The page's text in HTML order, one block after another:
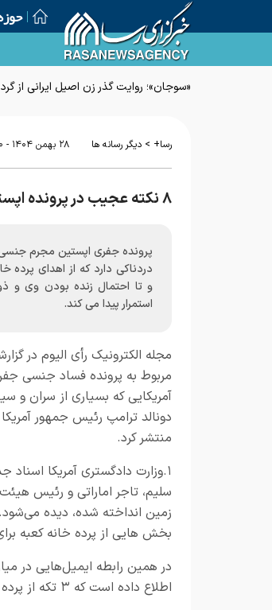
«سوجان»؛ روایت گذر زن اصیل ایرانی از
رسا+ > دیگر رسانه ها ۲۸ بهمن ۱۴۰۴ - ۱۹:۳۰
۸ نکته عجیب در پرونده اپستین؛ از احتمال زنده بودن تا ذوب پیکر قربانیان
پرونده جفری اپستین مجرم
دردناکی دارد که از اهدای پرده
و تا احتمال زنده بودن وی و
استمرار پیدا می کند.
مجله الکترونیک رأی الیوم در
مربوط به پرونده فساد جنسی
آمریکایی که بسیاری از سران و
دونالد ترامپ رئیس جمهور
منتشر کرد.
۱.وزارت دادگستری آمریکا
سلیم، تاجر اماراتی و رئیس
زمین انداخته شده، دیده
بخش هایی از پرده خانه کعبه
در همین رابطه ایمیل‌هایی در
اطلاع داده است که ۳ تکه از پرده خانه کعبه را به او هدیه داده است.